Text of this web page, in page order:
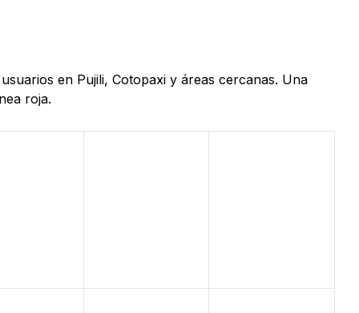
en Pujili, Cotopaxi y áreas cercanas. Una
roja.